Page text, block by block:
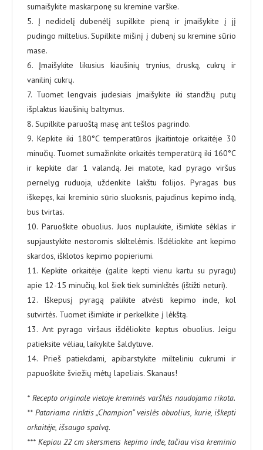
sumaišykite maskarponę su kremine varške.
5. Į nedidelį dubenėlį supilkite pieną ir įmaišykite į jį
pudingo miltelius. Supilkite mišinį į dubenį su kremine sūrio
mase.
6. Įmaišykite likusius kiaušinių trynius, druską, cukrų ir
vanilinį cukrų.
7. Tuomet lengvais judesiais įmaišykite iki standžių putų
išplaktus kiaušinių baltymus.
8. Supilkite paruoštą masę ant tešlos pagrindo.
9. Kepkite iki 180°C temperatūros įkaitintoje orkaitėje 30
minučių. Tuomet sumažinkite orkaitės temperatūrą iki 160°C
ir kepkite dar 1 valandą. Jei matote, kad pyrago viršus
pernelyg ruduoja, uždenkite lakštu folijos. Pyragas bus
iškepęs, kai kreminio sūrio sluoksnis, pajudinus kepimo indą,
bus tvirtas.
10. Paruoškite obuolius. Juos nuplaukite, išimkite sėklas ir
supjaustykite nestoromis skiltelėmis. Išdėliokite ant kepimo
skardos, išklotos kepimo popieriumi.
11. Kepkite orkaitėje (galite kepti vienu kartu su pyragu)
apie 12-15 minučių, kol šiek tiek suminkštės (ištižti neturi).
12. Iškepusį pyragą palikite atvėsti kepimo inde, kol
sutvirtės. Tuomet išimkite ir perkelkite į lėkštą.
13. Ant pyrago viršaus išdėliokite keptus obuolius. Jeigu
patieksite vėliau, laikykite šaldytuve.
14. Prieš patiekdami, apibarstykite milteliniu cukrumi ir
papuoškite šviežių mėtų lapeliais. Skanaus!
* Recepto originale vietoje kreminės varškės naudojama rikota.
** Patariama rinktis „Champion“ veislės obuolius, kurie, iškepti
orkaitėje, išsaugo spalvą.
*** Kepiau 22 cm skersmens kepimo inde, tačiau visa kreminio